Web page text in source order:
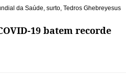
da Saúde, surto, Tedros Ghebreyesus
19 batem recorde